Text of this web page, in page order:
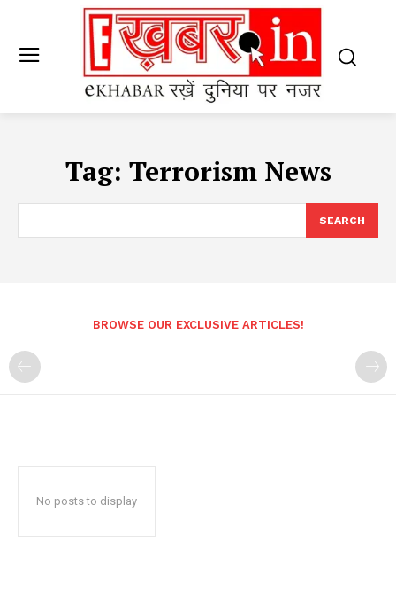
Tag: Terrorism News
SEARCH
BROWSE OUR EXCLUSIVE ARTICLES!
No posts to display